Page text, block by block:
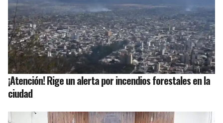
¡Atención! Rige un alerta por incendios forestales en la
ciudad